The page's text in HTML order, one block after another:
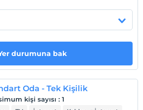
ve sonrası
öncesi
durumuna bak
Oda - Tek Kişilik
kişi sayısı : 1